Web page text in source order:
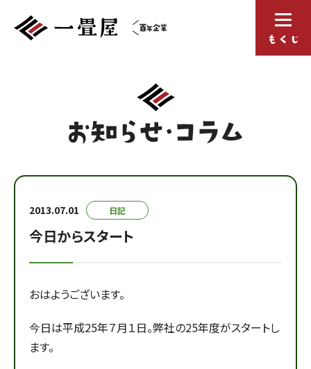
2013.07.01 日記
今日からスタート
おはようございます。
今日は平成25年７月１日。弊社の25年度がスタートし
ます。